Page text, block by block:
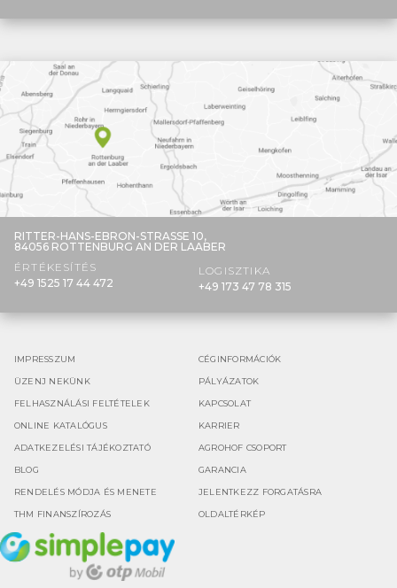
RITTER-HANS-EBRON-STRASSE 10,
84056 ROTTENBURG AN DER LAABER
ÉRTÉKESÍTÉS
+49 1525 17 44 472
LOGISZTIKA
+49 173 47 78 315
IMPRESSZUM CÉGINFORMÁCIÓK
ÜZENJ NEKÜNK PÁLYÁZATOK
FELHASZNÁLÁSI FELTÉTELEK KAPCSOLAT
ONLINE KATALÓGUS KARRIER
ADATKEZELÉSI TÁJÉKOZTATÓ AGROHOF CSOPORT
BLOG GARANCIA
RENDELÉS MÓDJA ÉS MENETE JELENTKEZZ FORGATÁSRA
THM FINANSZÍROZÁS OLDALTÉRKÉP